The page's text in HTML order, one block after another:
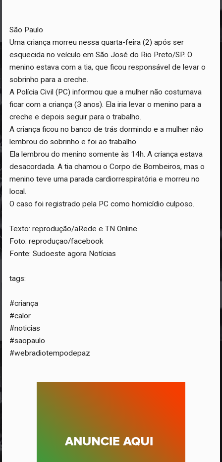
São Paulo
Uma criança morreu nessa quarta-feira (2) após ser
esquecida no veículo em São José do Rio Preto/SP. O
menino estava com a tia, que ficou responsável de levar o
sobrinho para a creche.
A Polícia Civil (PC) informou que a mulher não costumava
ficar com a criança (3 anos). Ela iria levar o menino para a
creche e depois seguir para o trabalho.
A criança ficou no banco de trás dormindo e a mulher não
lembrou do sobrinho e foi ao trabalho.
Ela lembrou do menino somente às 14h. A criança estava
desacordada. A tia chamou o Corpo de Bombeiros, mas o
menino teve uma parada cardiorrespiratória e morreu no
local.
O caso foi registrado pela PC como homicídio culposo.
Texto: reprodução/aRede e TN Online.
Foto: reproduçao/facebook
Fonte: Sudoeste agora Notícias
tags:
#criança
#calor
#noticias
#saopaulo
#webradiotempodepaz